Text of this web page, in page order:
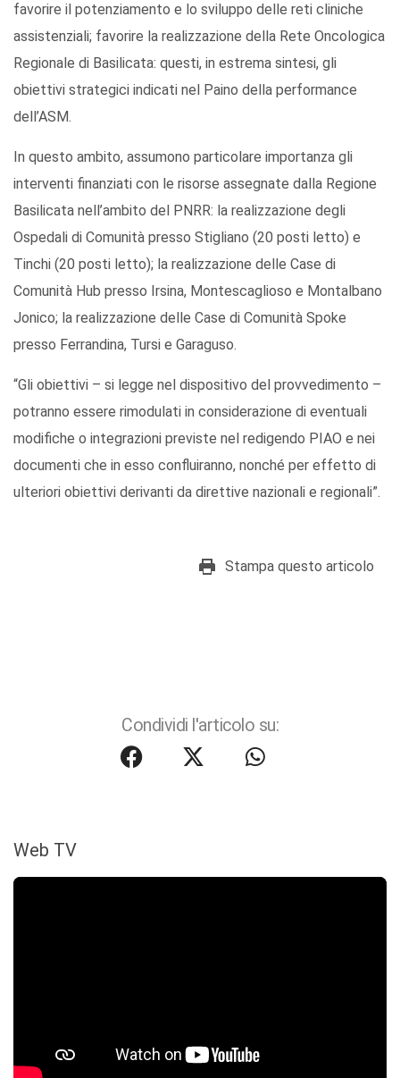
favorire il potenziamento e lo sviluppo delle reti cliniche
assistenziali; favorire la realizzazione della Rete Oncologica
Regionale di Basilicata: questi, in estrema sintesi, gli
obiettivi strategici indicati nel Paino della performance
dell’ASM.
In questo ambito, assumono particolare importanza gli
interventi finanziati con le risorse assegnate dalla Regione
Basilicata nell’ambito del PNRR: la realizzazione degli
Ospedali di Comunità presso Stigliano (20 posti letto) e
Tinchi (20 posti letto); la realizzazione delle Case di
Comunità Hub presso Irsina, Montescaglioso e Montalbano
Jonico; la realizzazione delle Case di Comunità Spoke
presso Ferrandina, Tursi e Garaguso.
“Gli obiettivi – si legge nel dispositivo del provvedimento –
potranno essere rimodulati in considerazione di eventuali
modifiche o integrazioni previste nel redigendo PIAO e nei
documenti che in esso confluiranno, nonché per effetto di
ulteriori obiettivi derivanti da direttive nazionali e regionali”.
Stampa questo articolo
Condividi l'articolo su:
Web TV